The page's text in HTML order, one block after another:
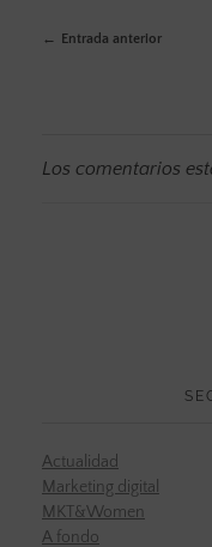
Entrada anterior
Los comentarios
Actualidad
Marketing digital
MKT&Women
A fondo